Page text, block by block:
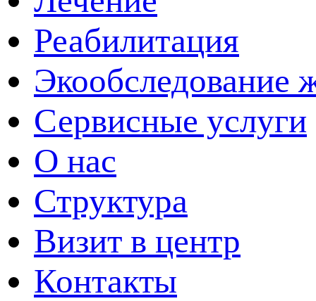
Реабилитация
Экообследование
Сервисные услуги
О нас
Структура
Визит в центр
Контакты